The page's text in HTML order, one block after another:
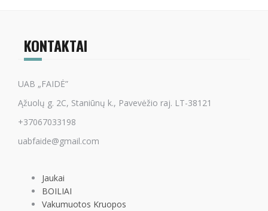
KONTAKTAI
UAB „FAIDĖ”
Ąžuolų g. 2C, Staniūnų k., Pavevėžio raj. LT-38121
+37067033198
uabfaide@gmail.com
Jaukai
BOILIAI
Vakumuotos Kruopos